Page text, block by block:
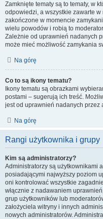
Zamknięte tematy są to tematy, w
odpowiedzi, a wszystkie zawarte w
zakończone w momencie
wielu powodów i robią to
Zależnie od uprawnień nadanych
może mieć możliwość zamykania
Na górę
Co to są ikony tematu?
Ikony tematu są obrazkami
postami – sugerują ich treść.
jest od uprawnień nadanych przez
Na górę
Rangi użytkownika i grupy
Kim są administratorzy?
Administratorzy są użytkownikami
posiadającymi najwyższy poziom
oni kontrolować wszystkie
włącznie z nadawaniem
grup użytkowników lub
założyciela witryny i innych
nowych administratorów.